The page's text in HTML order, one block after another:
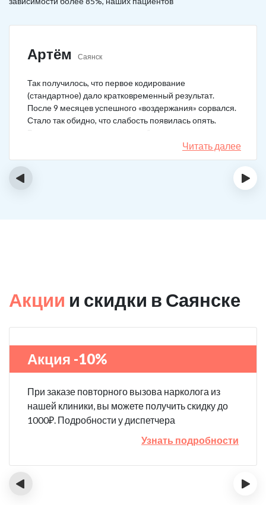
Артём Саянск
Так получилось, что первое кодирование
(стандартное) дало кратковременный результат.
После 9 месяцев успешного «воздержания» сорвался.
Стало так обидно, что слабость появилась опять.
Решил не затягивать, и опять обратился в клинику.
Мне порекомендовали двойной блок. Согласился, и
сейчас не жалею. Уже два года в полной завязке.
Читать далее
‹ ›
Акции и скидки в Саянске
Акция -10%
При заказе повторного вызова нарколога из
нашей клиники, вы можете получить скидку до
1000₽. Подробности у диспетчера
Узнать подробности
‹ ›